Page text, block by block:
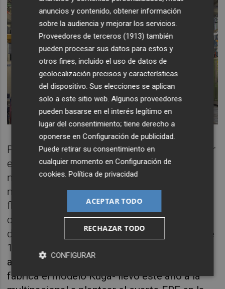
Pero, además, se está pendiente de negociar
el nuevo ajuste en la factoría de cara al
nuevo año 2025, a través de un nuevo
mecanismo de medidas especiales de
flexibilidad y estabilización del empleo, tal y
como se acordó durante las negociaciones
del ERE de este año para proteger a cerca de
1.000 trabajadores. Y es que, l
actividad -actualmente Almussafes solo
fabrica el modelo Kuga- llevó este año a la
anuncios y contenido, obtener información
sobre la audiencia y mejorar los servicios.
Proveedores de terceros (1913) también
pueden procesar sus datos para estos y
otros fines, incluido el uso de datos de
geolocalización precisos y características
del dispositivo. Sus elecciones se aplican
solo a este sitio web. Algunos proveedores
pueden basarse en el interés legítimo en
lugar del consentimiento; tiene derecho a
oponerse enConfiguración de publicidad
Puede retirar su consentimiento en
cualquier momento enConfiguración de
cookies .Política de privacidad
ACEPTAR TODO
RECHAZAR TODO
CONFIGURAR